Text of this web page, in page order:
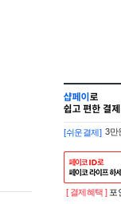
M
A
K
E
O
P
S
[쉬운결제] 3만
[ 결제혜택 ] 포